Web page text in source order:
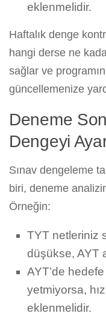
eklenmelidir.
Haftalık denge
hangi derse ne
sağlar ve
güncellemenize
Deneme
Dengeyi
Sınav dengeleme
biri, deneme
Örneğin:
TYT netleriniz
düşükse, AYT
AYT’de
yetmiyorsa,
eklenmelidir.